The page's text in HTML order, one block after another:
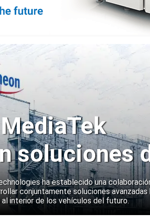
soluciones
a bordo
ha establecido una
conjuntamente soluciones avanzadas
interior de los vehículos del futuro.